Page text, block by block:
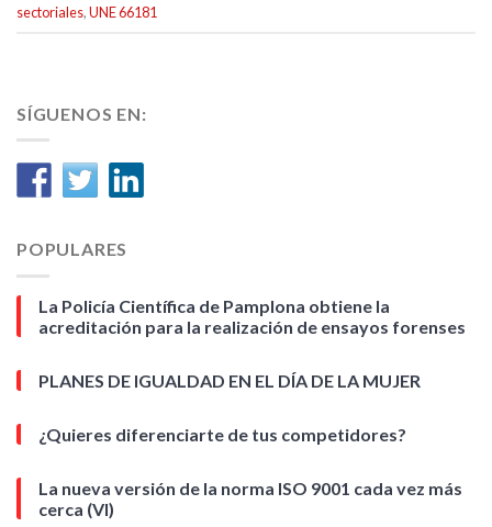
sectoriales,UNE 66181
SÍGUENOS EN:
POPULARES
La Policía Científica de Pamplona obtiene la
acreditación para la realización de ensayos forenses
PLANES DE IGUALDAD EN EL DÍA DE LA MUJER
¿Quieres diferenciarte de tus competidores?
La nueva versión de la norma ISO 9001 cada vez más
cerca (VI)